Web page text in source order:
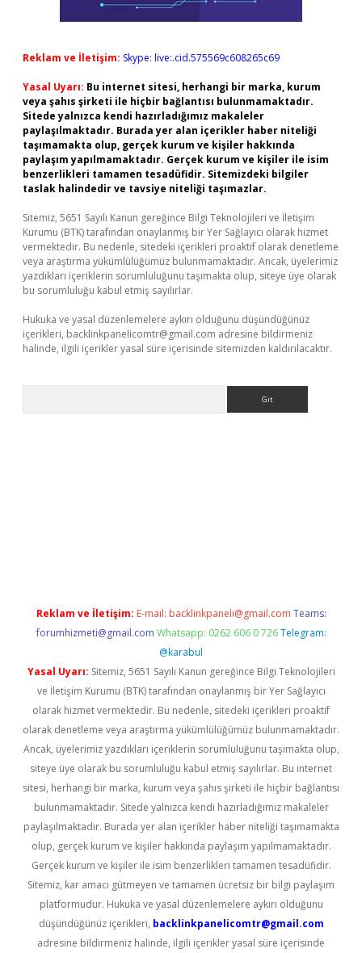
Reklam ve İletişim: Skype: live:.cid.575569c608265c69
Yasal Uyarı: Bu internet sitesi, herhangi bir marka, kurum
veya şahıs şirketi ile hiçbir bağlantısı bulunmamaktadır.
Sitede yalnızca kendi hazırladığımız makaleler
paylaşılmaktadır. Burada yer alan içerikler haber niteliği
taşımamakta olup, gerçek kurum ve kişiler hakkında
paylaşım yapılmamaktadır. Gerçek kurum ve kişiler ile isim
benzerlikleri tamamen tesadüfidir. Sitemizdeki bilgiler
taslak halindedir ve tavsiye niteliği taşımazlar.
Sitemiz, 5651 Sayılı Kanun gereğince Bilgi Teknolojileri ve İletişim
Kurumu (BTK) tarafından onaylanmış bir Yer Sağlayıcı olarak hizmet
vermektedir. Bu nedenle, sitedeki içerikleri proaktif olarak denetleme
veya araştırma yükümlülüğümüz bulunmamaktadır. Ancak, üyelerimiz
yazdıkları içeriklerin sorumluluğunu taşımakta olup, siteye üye olarak
bu sorumluluğu kabul etmiş sayılırlar.
Hukuka ve yasal düzenlemelere aykırı olduğunu düşündüğünüz
içerikleri, backlinkpanelicomtr@gmail.com adresine bildirmeniz
halinde, ilgili içerikler yasal süre içerisinde sitemizden kaldırılacaktır.
Reklam ve İletişim: E-mail: backlinkpaneli@gmail.com Teams:
forumhizmeti@gmail.com Whatsapp: 0262 606 0 726 Telegram:
@karabul
Yasal Uyarı: Sitemiz, 5651 Sayılı Kanun gereğince Bilgi Teknolojileri
ve İletişim Kurumu (BTK) tarafından onaylanmış bir Yer Sağlayıcı
olarak hizmet vermektedir. Bu nedenle, sitedeki içerikleri proaktif
olarak denetleme veya araştırma yükümlülüğümüz bulunmamaktadır.
Ancak, üyelerimiz yazdıkları içeriklerin sorumluluğunu taşımakta olup,
siteye üye olarak bu sorumluluğu kabul etmiş sayılırlar. Bu internet
sitesi, herhangi bir marka, kurum veya şahıs şirketi ile hiçbir bağlantısı
bulunmamaktadır. Sitede yalnızca kendi hazırladığımız makaleler
paylaşılmaktadır. Burada yer alan içerikler haber niteliği taşımamakta
olup, gerçek kurum ve kişiler hakkında paylaşım yapılmamaktadır.
Gerçek kurum ve kişiler ile isim benzerlikleri tamamen tesadüfidir.
Sitemiz, kar amacı gütmeyen ve tamamen ücretsiz bir bilgi paylaşım
platformudur. Hukuka ve yasal düzenlemelere aykırı olduğunu
düşündüğünüz içerikleri, backlinkpanelicomtr@gmail.com
adresine bildirmeniz halinde, ilgili içerikler yasal süre içerisinde